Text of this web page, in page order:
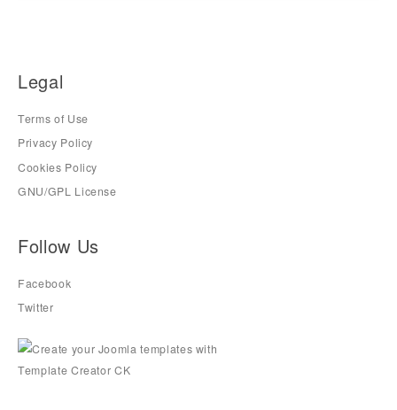
Legal
Terms of Use
Privacy Policy
Cookies Policy
GNU/GPL License
Follow Us
Facebook
Twitter